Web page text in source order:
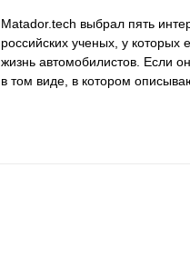
Matador.tech выбрал пять
российских ученых, у которых
жизнь автомобилистов. Если
в том виде, в котором